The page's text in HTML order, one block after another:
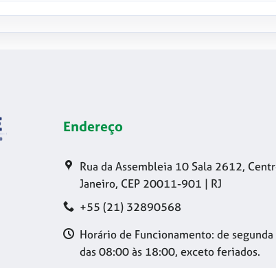
Endereço
Rua da Assembleia 10 Sala 2612,
Janeiro, CEP 20011-901 | RJ
+55 (21) 32890568
Horário de Funcionamento: de segunda
das 08:00 às 18:00, exceto feriados.